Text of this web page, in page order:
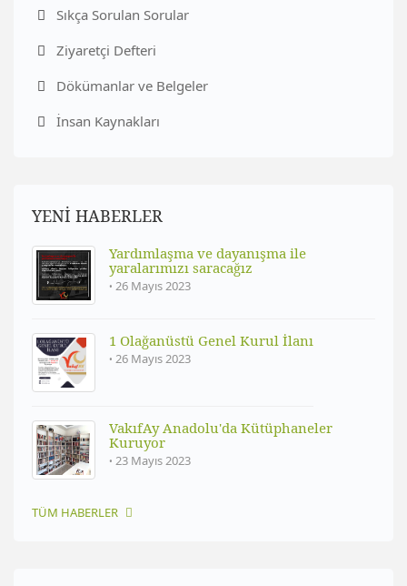
Sıkça Sorulan Sorular
Ziyaretçi Defteri
Dökümanlar ve Belgeler
İnsan Kaynakları
YENİ HABERLER
Yardımlaşma ve dayanışma ile
yaralarımızı saracağız
26 Mayıs 2023
1 Olağanüstü Genel Kurul İlanı
26 Mayıs 2023
VakıfAy Anadolu'da Kütüphaneler
Kuruyor
23 Mayıs 2023
TÜM HABERLER